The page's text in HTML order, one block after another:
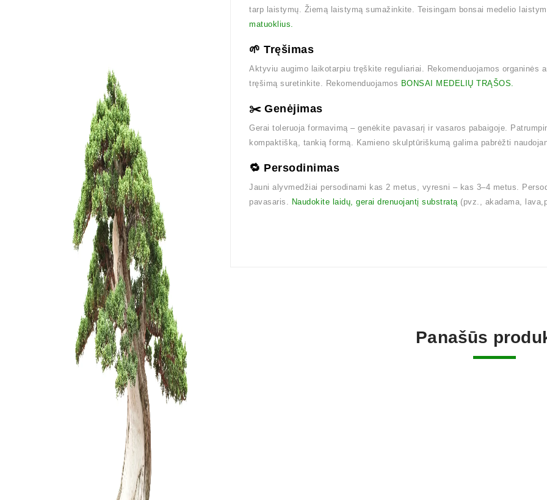
tarp laistymų. Žiemą laistymą sumažinkite. Teisingam bonsai medelio
matuoklius.
🌱 Tręšimas
Aktyviu augimo laikotarpiu tręškite reguliariai. Rekomenduojamos organinės
tręšimą suretinkite. Rekomenduojamos BONSAI MEDELIŲ TRĄŠOS.
✂️ Genėjimas
Gerai toleruoja formavimą – genėkite pavasarį ir vasaros pabaigoje.
kompaktišką, tankią formą. Kamieno skulptūriškumą galima pabrėžti
🔁 Persodinimas
Jauni alyvmedžiai persodinami kas 2 metus, vyresni – kas 3–4 metus.
pavasaris. Naudokite laidų, gerai drenuojantį substratą(pvz., akadama,
Panašūs